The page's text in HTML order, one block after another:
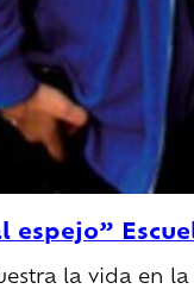
espejo”
la vida en